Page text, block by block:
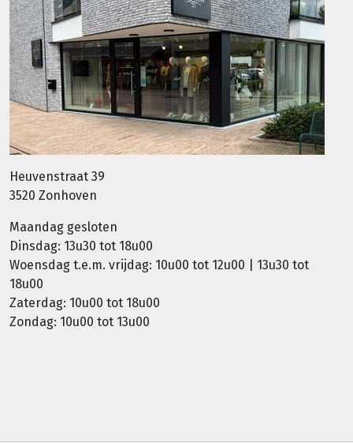
Heuvenstraat 39
3520 Zonhoven
Maandag gesloten
Dinsdag: 13u30 tot 18u00
Woensdag t.e.m. vrijdag: 10u00 tot 12u00 | 13u30 tot
18u00
Zaterdag: 10u00 tot 18u00
Zondag: 10u00 tot 13u00